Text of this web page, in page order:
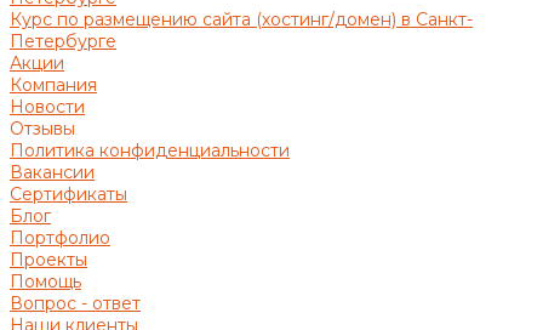
Курс по размещению сайта (хостинг/домен) в Санкт-
Петербурге
Акции
Компания
Новости
Отзывы
Политика конфиденциальности
Вакансии
Сертификаты
Блог
Портфолио
Проекты
Помощь
Вопрос - ответ
Наши клиенты